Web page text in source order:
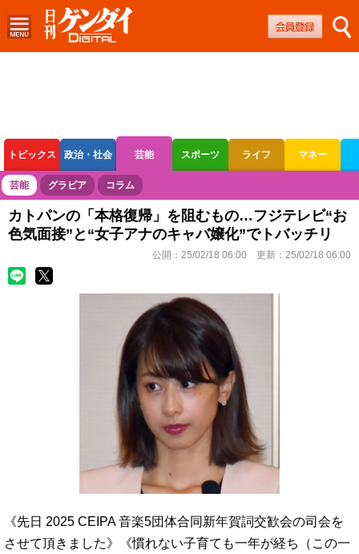
トピックス 政治・社会 芸能 スポーツ ライフ マネー
ボートレース 競輪 オートレース
芸能 グラビア コラム
カトパンの「本格復帰」を阻むもの…フジテレビ“お
色気面接”と“女子アナのキャバ嬢化”でトバッチリ
公開： 25/02/18 06:00 更新： 25/02/18 06:00
《先日 2025 CEIPA 音楽5団体合同新年賀詞交歓会の司会を
させて頂きました》《慣れない子育ても一年が経ち（この一